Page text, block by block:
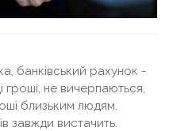
банківський рахунок -
гроші, не вичерпаються,
близьким людям.
завжди вистачить.